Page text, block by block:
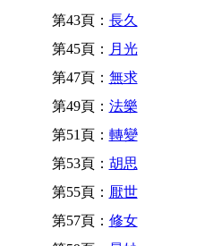
第43頁： 長久
第45頁： 月光
第47頁： 無求
第49頁： 法樂
第51頁： 轉變
第53頁： 胡思
第55頁： 厭世
第57頁： 修女